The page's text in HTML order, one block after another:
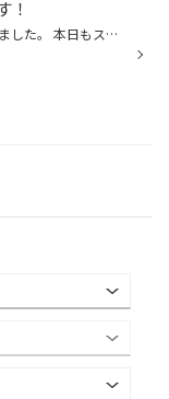
！
今日から11月が始まりました。 本日もスタッドレスタイヤの見積りのお客さまや、予約購入のお客様でにぎやかな日曜日でした。 今日も数台のお客様が冬用タイヤに交換され、お帰頂きました。 豊福な品揃えを目標に日々在庫を考え商品を仕入れしていますが、 一部、取寄せになるサイズやパターンもあ...